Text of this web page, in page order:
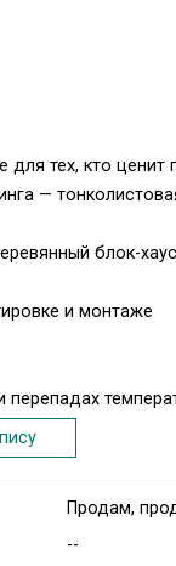
для тех, кто
—
блок-
и монтаже
перепадах
ухода
Продам,
--